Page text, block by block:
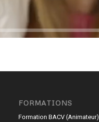
FORMATIONS
Formation BACV (Animateur)